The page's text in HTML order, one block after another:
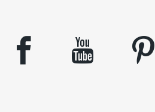
facebook youtube pinterest